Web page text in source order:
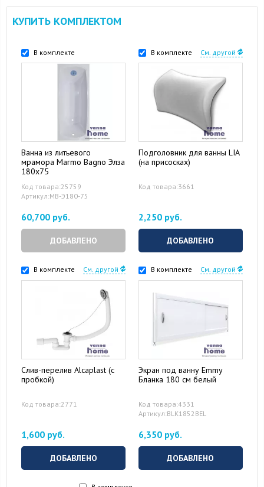
КУПИТЬ КОМПЛЕКТОМ
В комплекте
Ванна из литьевого
мрамора Marmo Bagno Элза
180x75
Код товара:25759
Артикул:MB-Э180-75
60,700 руб.
ДОБАВЛЕНО
В комплекте См. другой
Подголовник для ванны LIA
(на присосках)
Код товара:3661
2,250 руб.
ДОБАВЛЕНО
В комплекте См. другой
Слив-перелив Alcaplast (с
пробкой)
Код товара:2771
1,600 руб.
ДОБАВЛЕНО
В комплекте См. другой
Экран под ванну Emmy
Бланка 180 см белый
Код товара:4331
Артикул:BLK1852BEL
6,350 руб.
ДОБАВЛЕНО